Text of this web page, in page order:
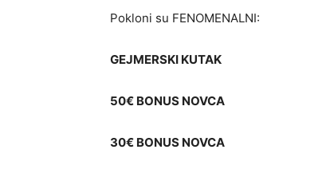
Pokloni su FENOMENALNI:
GEJMERSKI KUTAK
50€ BONUS NOVCA
30€ BONUS NOVCA